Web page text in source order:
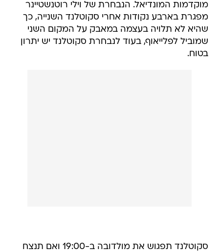
מוקדמות המונדיאל. הנבחרת של וילי רוטנשטיינר
מפגרת בארבע נקודות אחרי סקוטלנד השנייה, כך
שהיא לא תלויה בעצמה במאבק על המקום השני
שמוביל לפלייאוף, בעוד לנבחרת סקוטלנד יש יתרון
בטוח.
סקוטלנד תפגוש את מולדובה ב-19:00 ואם תנצח